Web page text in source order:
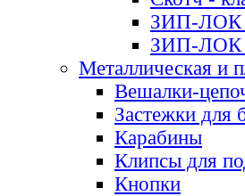
ЗИП-ЛОК
ЗИП-ЛОК
Металлическая и
Вешалки-
Застежки для
Карабины
Клипсы для
Кнопки